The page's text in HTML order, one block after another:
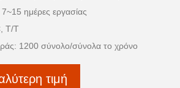
ημέρες εργασίας
T/T
1200 σύνολο/σύνολα το χρόνο
τιμή